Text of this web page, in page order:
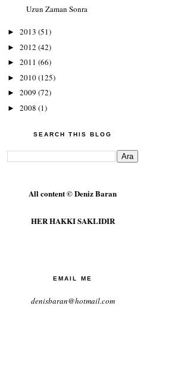
Uzun Zaman Sonra
► 2013 (51)
► 2012 (42)
► 2011 (66)
► 2010(125)
► 2009 (72)
► 2008 (1)
SEARCH THIS BLOG
All content © Deniz Baran
HER HAKKI SAKLIDIR
EMAIL ME
denisbaran@hotmail.com